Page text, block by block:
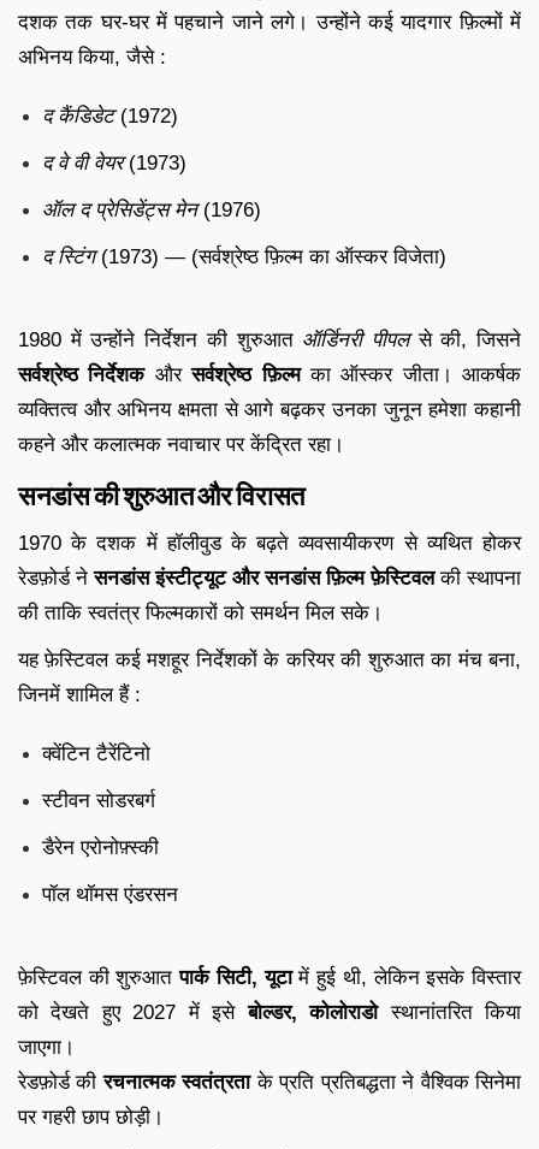
दशक तक घर-घर में पहचाने जाने लगे। उन्होंने कई यादगार फ़िल्मों में
अभिनय किया, जैसे :
द कैंडिडेट(1972)
द वे वी वेयर(1973)
ऑल द प्रेसिडेंट्स मेन(1976)
द स्टिंग(1973) — (सर्वश्रेष्ठ फ़िल्म का ऑस्कर विजेता)
1980 में उन्होंने निर्देशन की शुरुआत ऑर्डिनरी पीपलसे की, जिसने
सर्वश्रेष्ठ निर्देशकऔरसर्वश्रेष्ठ फ़िल्मका ऑस्कर जीता। आकर्षक
व्यक्तित्व और अभिनय क्षमता से आगे बढ़कर उनका जुनून हमेशा कहानी
कहने और कलात्मक नवाचार पर केंद्रित रहा।
सनडांस की शुरुआत और विरासत
1970 के दशक में हॉलीवुड के बढ़ते व्यवसायीकरण से व्यथित होकर
रेडफ़ोर्ड नेसनडांस इंस्टीट्यूट और सनडांस फ़िल्म फ़ेस्टिवलकी स्थापना
की ताकि स्वतंत्र फिल्मकारों को समर्थन मिल सके।
यह फ़ेस्टिवल कई मशहूर निर्देशकों के करियर की शुरुआत का मंच बना,
जिनमें शामिल हैं :
क्वेंटिन टैरेंटिनो
स्टीवन सोडरबर्ग
डैरेन एरोनोफ़्स्की
पॉल थॉमस एंडरसन
फ़ेस्टिवल की शुरुआतपार्क सिटी, यूटामें हुई थी, लेकिन इसके विस्तार
को देखते हुए 2027 में इसेबोल्डर, कोलोराडोस्थानांतरित किया
जाएगा।
रेडफ़ोर्ड कीरचनात्मक स्वतंत्रताके प्रति प्रतिबद्धता ने वैश्विक सिनेमा
पर गहरी छाप छोड़ी।